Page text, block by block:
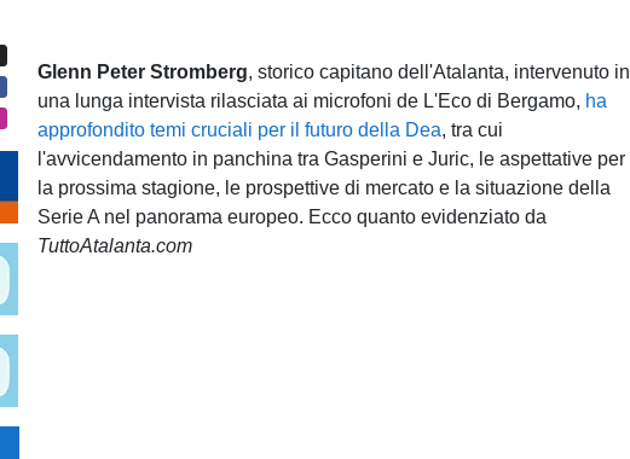
Glenn Peter Stromberg, storico capitano dell'Atalanta, intervenuto in
una lunga intervista rilasciata ai microfoni de L'Eco di Bergamo, ha
approfondito temi cruciali per il futuro della Dea, tra cui
l'avvicendamento in panchina tra Gasperini e Juric, le aspettative per
la prossima stagione, le prospettive di mercato e la situazione della
Serie A nel panorama europeo. Ecco quanto evidenziato da
TuttoAtalanta.com